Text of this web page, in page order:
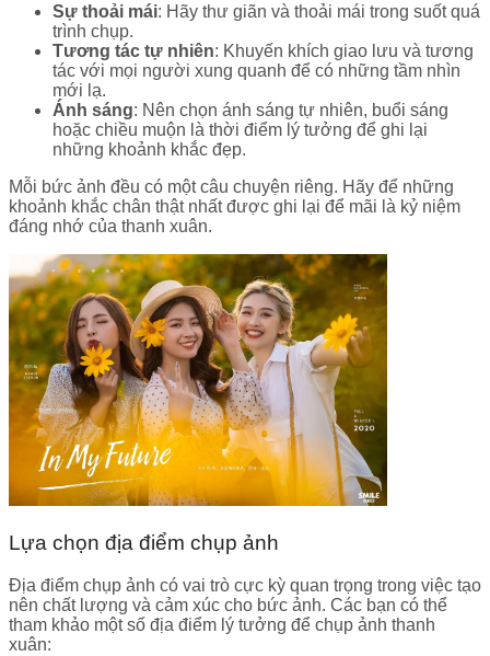
Sự thoải mái: Hãy thư giãn và thoải mái trong suốt quá
trình chụp.
Tương tác tự nhiên: Khuyến khích giao lưu và tương
tác với mọi người xung quanh để có những tầm nhìn
mới lạ.
Ánh sáng: Nên chọn ánh sáng tự nhiên, buổi sáng
hoặc chiều muộn là thời điểm lý tưởng để ghi lại
những khoảnh khắc đẹp.
Mỗi bức ảnh đều có một câu chuyện riêng. Hãy để những
khoảnh khắc chân thật nhất được ghi lại để mãi là kỷ niệm
đáng nhớ của thanh xuân.
Lựa chọn địa điểm chụp ảnh
Địa điểm chụp ảnh có vai trò cực kỳ quan trọng trong việc tạo
nên chất lượng và cảm xúc cho bức ảnh. Các bạn có thể
tham khảo một số địa điểm lý tưởng để chụp ảnh thanh
xuân: